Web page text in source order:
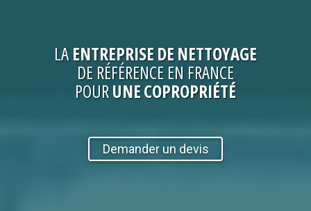
LAENTREPRISEDE NETTOYAGE
DE RÉFÉRENCE EN FRANCE
POURUNE COPROPRIÉTÉ
Demander un devis